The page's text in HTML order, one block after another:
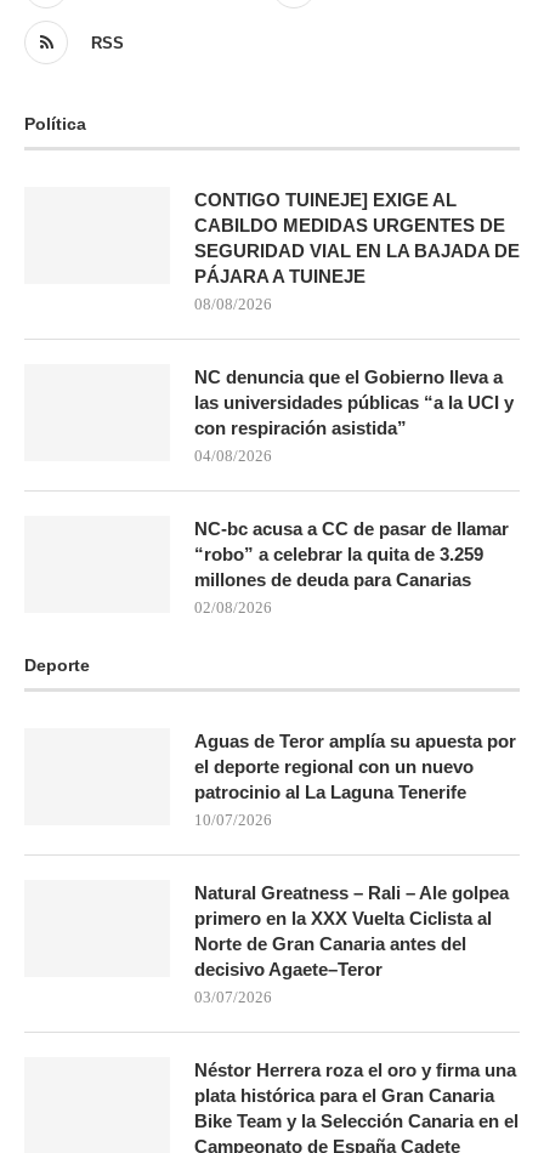
RSS
Política
CONTIGO TUINEJE] EXIGE AL
CABILDO MEDIDAS URGENTES DE
SEGURIDAD VIAL EN LA BAJADA DE
PÁJARA A TUINEJE
08/08/2026
NC denuncia que el Gobierno lleva a
las universidades públicas “a la UCI y
con respiración asistida”
04/08/2026
NC-bc acusa a CC de pasar de llamar
“robo” a celebrar la quita de 3.259
millones de deuda para Canarias
02/08/2026
Deporte
Aguas de Teror amplía su apuesta por
el deporte regional con un nuevo
patrocinio al La Laguna Tenerife
10/07/2026
Natural Greatness – Rali – Ale golpea
primero en la XXX Vuelta Ciclista al
Norte de Gran Canaria antes del
decisivo Agaete–Teror
03/07/2026
Néstor Herrera roza el oro y firma una
plata histórica para el Gran Canaria
Bike Team y la Selección Canaria en el
Campeonato de España Cadete